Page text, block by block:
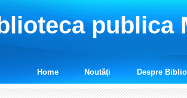
publica
Home Noutăţi Despre